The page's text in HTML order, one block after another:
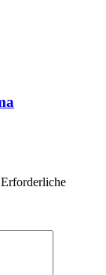
Erforderliche